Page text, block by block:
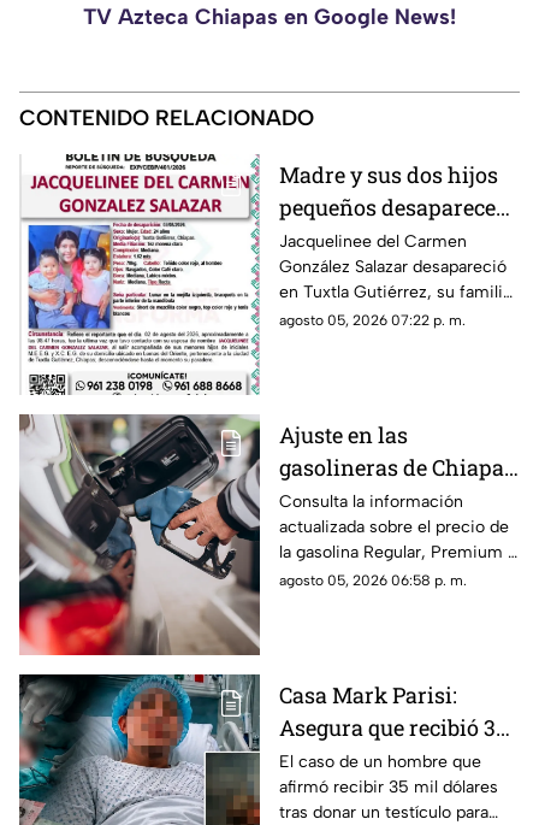
TV Azteca Chiapas en Google News!
CONTENIDO RELACIONADO
Madre y sus dos hijos
pequeños desaparecen
en Tuxtla Gutiérrez ¡Su
esposo levantó una
ficha de busqueda!
Jacquelinee del Carmen
González Salazar desapareció
en Tuxtla Gutiérrez, su familia
lo busca, por lo que han
agosto 05, 2026 07:22 p. m.
Ajuste en las
gasolineras de Chiapas:
Precio de la Magna,
Premium y Diésel este
jueves 6 de agosto
Consulta la información
actualizada sobre el precio de
la gasolina Regular, Premium y
Diésel en las estaciones de
agosto 05, 2026 06:58 p. m.
Casa Mark Parisi:
Asegura que recibió 35
mil dólares por donar
un t3stícul0
El caso de un hombre que
afirmó recibir 35 mil dólares
tras donar un testículo para